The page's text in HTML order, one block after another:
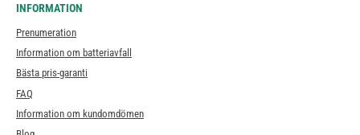
INFORMATION
Prenumeration
Information om batteriavfall
Bästa pris-garanti
FAQ
Information om kundomdömen